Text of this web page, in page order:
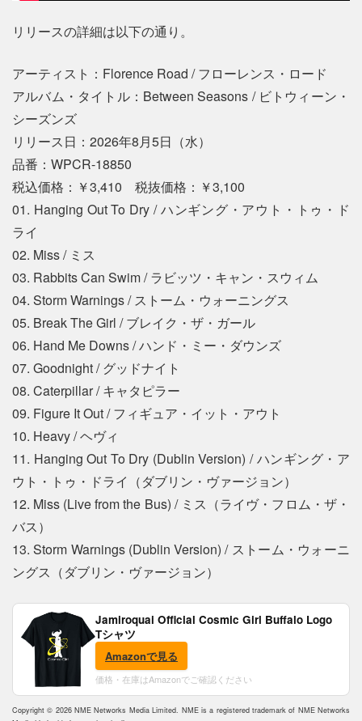
リリースの詳細は以下の通り。
アーティスト：Florence Road / フローレンス・ロード
アルバム・タイトル：Between Seasons / ビトウィーン・
シーズンズ
リリース日：2026年8月5日（水）
品番：WPCR-18850
税込価格：￥3,410 税抜価格：￥3,100
01. Hanging Out To Dry / ハンギング・アウト・トゥ・ド
ライ
02. Miss / ミス
03. Rabbits Can Swim / ラビッツ・キャン・スウィム
04. Storm Warnings / ストーム・ウォーニングス
05. Break The Girl / ブレイク・ザ・ガール
06. Hand Me Downs / ハンド・ミー・ダウンズ
07. Goodnight / グッドナイト
08. Caterpillar / キャタピラー
09. Figure It Out / フィギュア・イット・アウト
10. Heavy / ヘヴィ
11. Hanging Out To Dry (Dublin Version) / ハンギング・ア
ウト・トゥ・ドライ（ダブリン・ヴァージョン）
12. Miss (Live from the Bus) / ミス（ライヴ・フロム・ザ・
バス）
13. Storm Warnings (Dublin Version) / ストーム・ウォーニ
ングス（ダブリン・ヴァージョン）
Jamiroquai Official Cosmic Girl Buffalo Logo
Tシャツ
Amazonで見る
価格・在庫はAmazonでご確認ください
Copyright © 2026 NME Networks Media Limited. NME is a registered trademark of NME Networks